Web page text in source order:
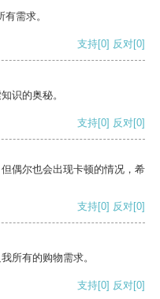
需求。
支持[0] 反对[0]
识的奥秘。
支持[0] 反对[0]
偶尔也会出现卡顿的情况，希
支持[0] 反对[0]
所有的购物需求。
支持[0] 反对[0]